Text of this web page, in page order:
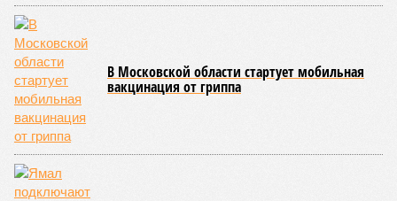
протяжении всей нашей жизни. Иногда они возникают под
воздействием внешних факторов, условно таких как
ультрафиолет, а иногда… это просто случается. Просто
«потому что». И учёные до сих пор бьются над загадкой
почему.
Некоторые мутации не слишком разрушительны, и клетка
может существовать в слегка изменённом виде. Другие же
приводят к катастрофическим изменениям внутри неё – и
она погибает.
присутствуют тысячи соматических мутаций. У